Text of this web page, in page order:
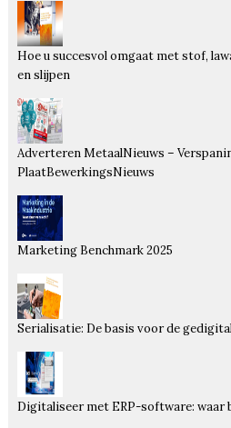
Hoe u succesvol omgaat met stof,
en slijpen
Adverteren MetaalNieuws –
PlaatBewerkingsNieuws
Marketing Benchmark 2025
Serialisatie: De basis voor de
Digitaliseer met ERP-software: waar